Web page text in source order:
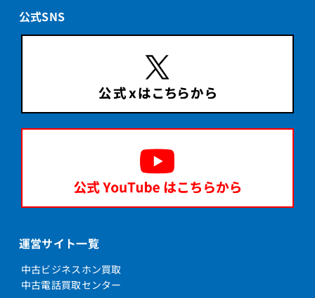
公式SNS
運営サイト一覧
中古ビジネスホン買取
中古電話買取センター